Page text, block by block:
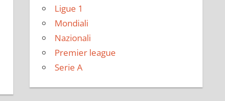
Ligue 1
Mondiali
Nazionali
Premier league
Serie A